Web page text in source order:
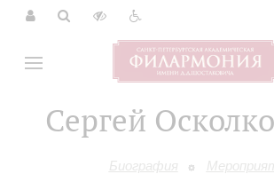
Сергей
Биография